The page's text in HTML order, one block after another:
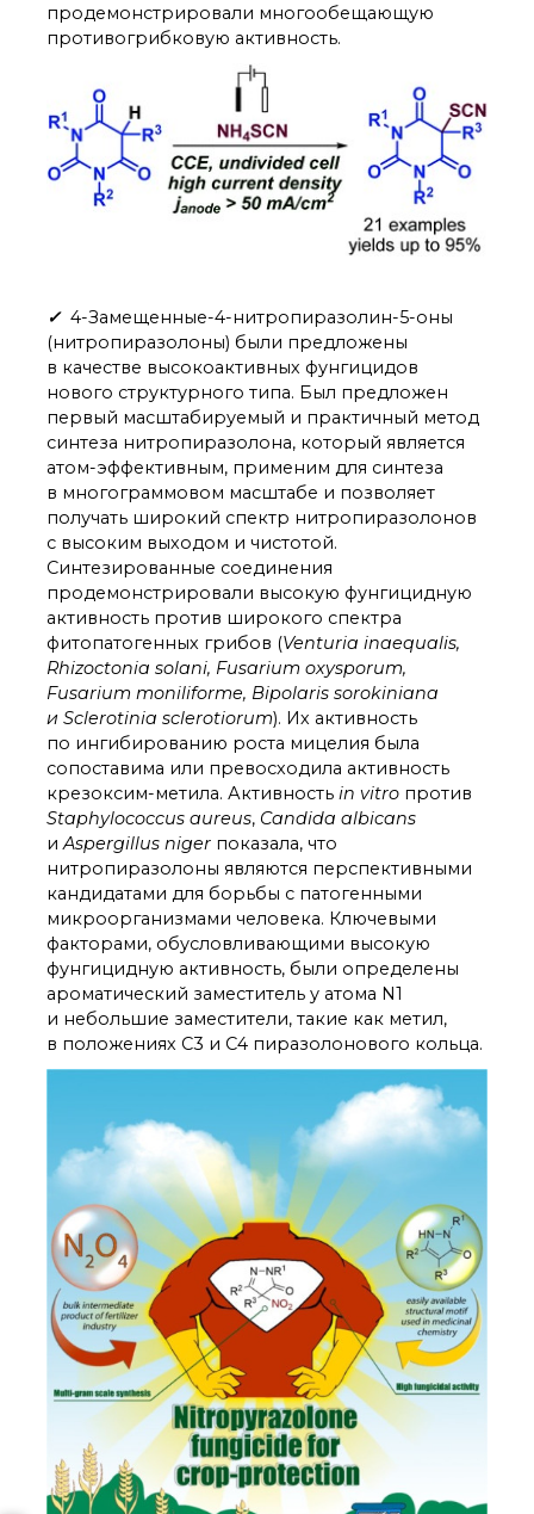
продемонстрировали многообещающую
противогрибковую активность.
✓ 4-Замещенные-4-нитропиразолин-5-оны
(нитропиразолоны) были предложены
в качестве высокоактивных фунгицидов
нового структурного типа. Был предложен
первый масштабируемый и практичный метод
синтеза нитропиразолона, который является
атом-эффективным, применим для синтеза
в многограммовом масштабе и позволяет
получать широкий спектр нитропиразолонов
с высоким выходом и чистотой.
Синтезированные соединения
продемонстрировали высокую фунгицидную
активность против широкого спектра
фитопатогенных грибов (Venturia inaequalis,
Rhizoctonia solani, Fusarium oxysporum,
Fusarium moniliforme, Bipolaris sorokiniana
и Sclerotinia sclerotiorum). Их активность
по ингибированию роста мицелия была
сопоставима или превосходила активность
крезоксим-метила. Активность in vitro против
Staphylococcus aureus, Candida albicans
иAspergillus niger показала, что
нитропиразолоны являются перспективными
кандидатами для борьбы с патогенными
микроорганизмами человека. Ключевыми
факторами, обусловливающими высокую
фунгицидную активность, были определены
ароматический заместитель у атома N1
и небольшие заместители, такие как метил,
в положениях C3 и C4 пиразолонового кольца.